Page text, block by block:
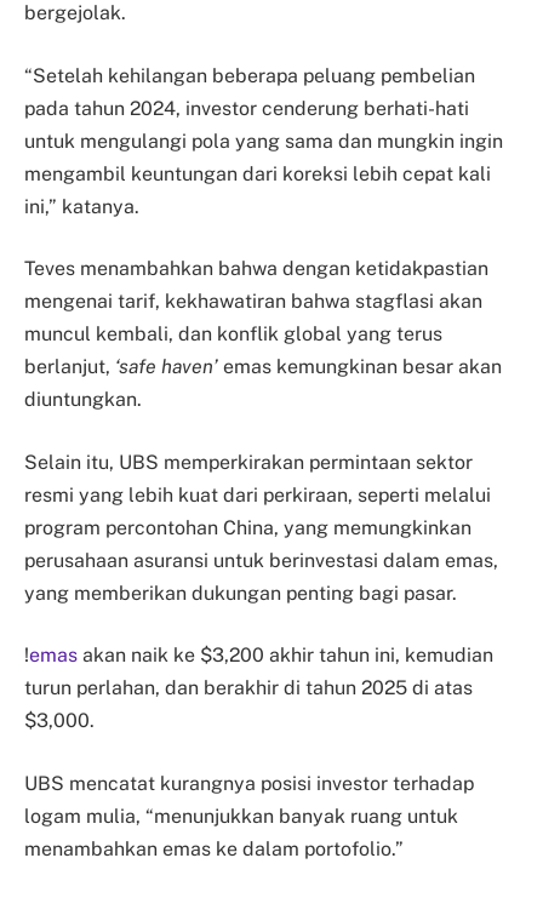
bergejolak.
“Setelah kehilangan beberapa peluang pembelian
pada tahun 2024, investor cenderung berhati-hati
untuk mengulangi pola yang sama dan mungkin ingin
mengambil keuntungan dari koreksi lebih cepat kali
ini,” katanya.
Teves menambahkan bahwa dengan ketidakpastian
mengenai tarif, kekhawatiran bahwa stagflasi akan
muncul kembali, dan konflik global yang terus
berlanjut, ‘safe haven’ emas kemungkinan besar akan
diuntungkan.
Selain itu, UBS memperkirakan permintaan sektor
resmi yang lebih kuat dari perkiraan, seperti melalui
program percontohan China, yang memungkinkan
perusahaan asuransi untuk berinvestasi dalam emas,
yang memberikan dukungan penting bagi pasar.
!emas akan naik ke $3,200 akhir tahun ini, kemudian
turun perlahan, dan berakhir di tahun 2025 di atas
$3,000.
UBS mencatat kurangnya posisi investor terhadap
logam mulia, “menunjukkan banyak ruang untuk
menambahkan emas ke dalam portofolio.”